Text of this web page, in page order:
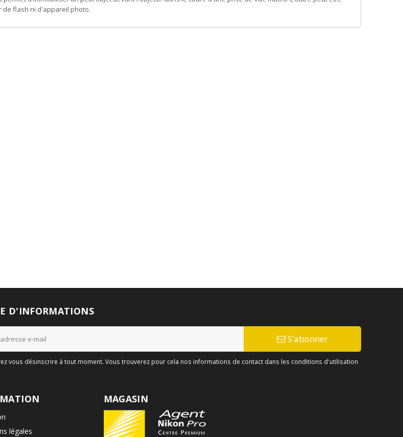
de flash ni d'appareil photo.
D'INFORMATIONS
S’abonner
vous désinscrire à tout moment. Vous trouverez pour cela nos informations de contact dans les conditions d'utilisation
légales
MAGASIN